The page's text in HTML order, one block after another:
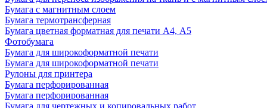
Бумага с магнитным слоем
Бумага термотрансферная
Бумага цветная форматная для печати А4, А5
Фотобумага
Бумага для широкоформатной печати
Бумага для широкоформатной печати
Рулоны для принтера
Бумага перфорированная
Бумага перфорированная
Бумага для чертежных и копировальных работ